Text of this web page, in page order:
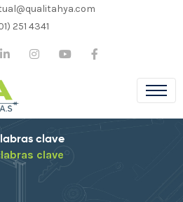
251 4341
clave
clave